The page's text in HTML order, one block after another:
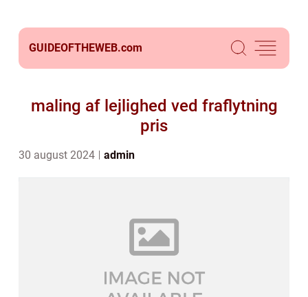
GUIDEOFTHEWEB.com
maling af lejlighed ved fraflytning
pris
30 august 2024 admin